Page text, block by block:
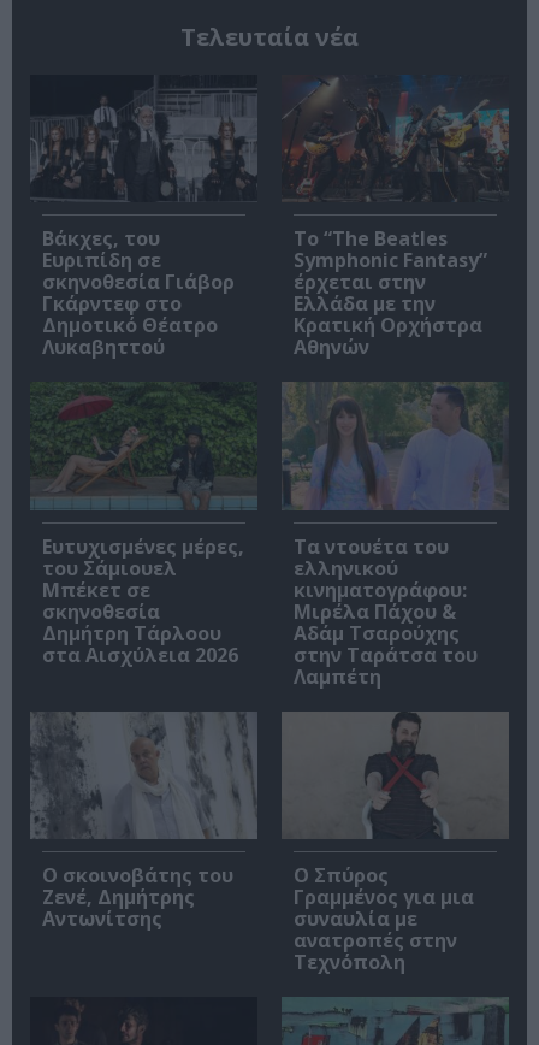
Τελευταία νέα
Βάκχες, του
Ευριπίδη σε
σκηνοθεσία Γιάβορ
Γκάρντεφ στο
Δημοτικό Θέατρο
Λυκαβηττού
Το “The Beatles
Symphonic Fantasy”
έρχεται στην
Ελλάδα με την
Κρατική Ορχήστρα
Αθηνών
Ευτυχισμένες μέρες,
του Σάμιουελ
Μπέκετ σε
σκηνοθεσία
Δημήτρη Τάρλοου
στα Αισχύλεια 2026
Τα ντουέτα του
ελληνικού
κινηματογράφου:
Μιρέλα Πάχου &
Αδάμ Τσαρούχης
στην Ταράτσα του
Λαμπέτη
Ο σκοινοβάτης του
Ζενέ, Δημήτρης
Αντωνίτσης
Ο Σπύρος
Γραμμένος για μια
συναυλία με
ανατροπές στην
Τεχνόπολη